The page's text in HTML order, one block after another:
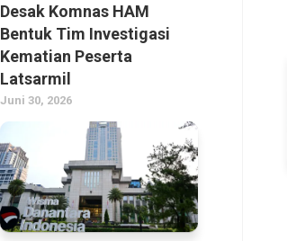
Desak Komnas HAM
Bentuk Tim Investigasi
Kematian Peserta
Latsarmil
Juni 30, 2026